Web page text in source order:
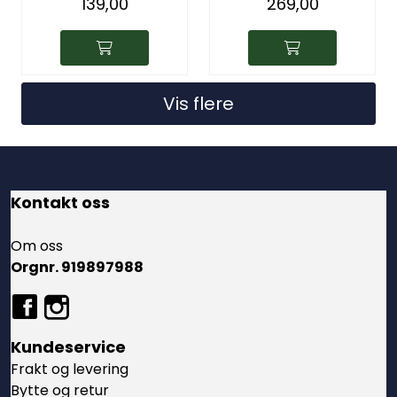
Vis flere
Kontakt oss
Om oss
Orgnr. 919897988
Kundeservice
Frakt og levering
Bytte og retur